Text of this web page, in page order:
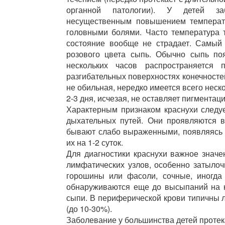
органной патологии). У детей
несущественным повышением
головными болями. Часто
состояние вообще не страдает. Самый
розового цвета сыпь. Обычно сыпь
нескольких часов
разгибательных поверхностях
не обильная, нередко имеется всего
2-3 дня, исчезая, не оставляет
Характерным признаком краснухи
дыхательных путей. Они проявляются
бывают слабо выраженными,
их на 1-2 суток.
Для диагностики краснухи важное
лимфатических узлов, особенно
горошины или фасоли, сочные, иногда
обнаруживаются еще до высыпаний на
сыпи. В периферической крови типичны
(до 10-30%).
Заболевание у большинства детей